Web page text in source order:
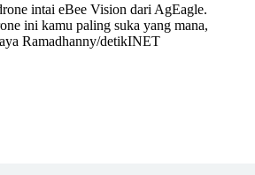
intai eBee Vision dari AgEagle.
ini kamu paling suka yang mana,
Ramadhanny/detikINET